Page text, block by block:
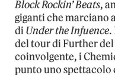
Block Rockin’ Beats,
giganti che marciano
diUnder the Infuence.
del tour di Further
coinvolgente, i
punto uno spettacolo